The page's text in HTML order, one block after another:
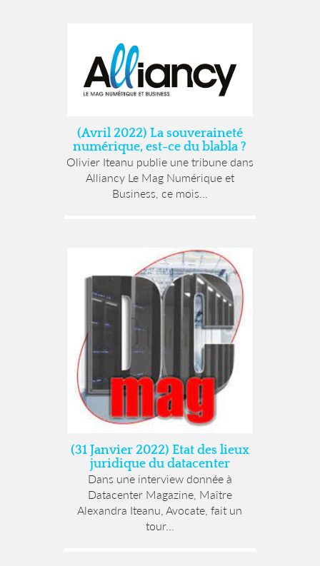
(Avril 2022) La souveraineté
numérique, est-ce du blabla ?
Olivier Iteanu publie une tribune dans
Alliancy Le Mag Numérique et
Business, ce mois...
(31 Janvier 2022) Etat des lieux
juridique du datacenter
Dans une interview donnée à
Datacenter Magazine, Maître
Alexandra Iteanu, Avocate, fait un
tour...